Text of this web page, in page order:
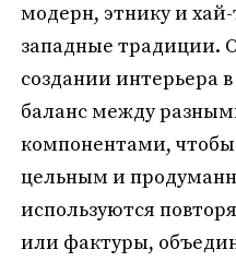
модерн, этнику и
западные традиции.
создании интерьера
баланс между
компонентами,
цельным и
используются
или фактуры,